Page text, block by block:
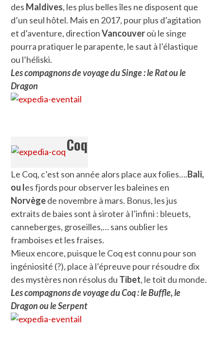
des Maldives, les plus belles îles ne disposent que
d’un seul hôtel. Mais en 2017, pour plus d’agitation
et d’aventure, directionVancouveroù le singe
pourra pratiquer le parapente, le saut à l’élastique
ou l’héliski.
Les compagnons de voyage du Singe : le Rat ou le
Dragon
Coq
Le Coq, c’est son année alors place aux folies….Bali,
ou les fjords pour observer les baleines en
Norvègede novembre à mars. Bonus, les jus
extraits de baies sont à siroter à l’infini : bleuets,
canneberges, groseilles,… sans oublier les
framboises et les fraises.
Mieux encore, puisque le Coq est connu pour son
ingéniosité (?), place à l’épreuve pour résoudre dix
des mystères non résolus du Tibet, le toit du monde.
Les compagnons de voyage du Coq : le Buffle, le
Dragon ou le Serpent